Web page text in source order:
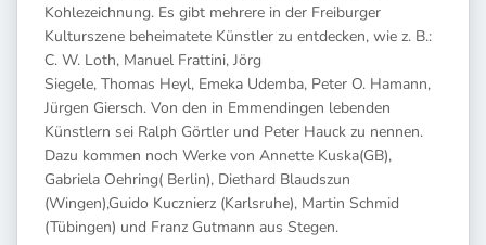
Kohlezeichnung. Es gibt mehrere in der Freiburger
Kulturszene beheimatete Künstler zu entdecken, wie z. B.:
C. W. Loth, Manuel Frattini, Jörg
Siegele, Thomas Heyl, Emeka Udemba, Peter O. Hamann,
Jürgen Giersch. Von den in Emmendingen lebenden
Künstlern sei Ralph Görtler und Peter Hauck zu nennen.
Dazu kommen noch Werke von Annette Kuska(GB),
Gabriela Oehring( Berlin), Diethard Blaudszun
(Wingen),Guido Kucznierz (Karlsruhe), Martin Schmid
(Tübingen) und Franz Gutmann aus Stegen.